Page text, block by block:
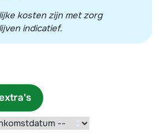
kosten zijn met zorg
indicatief.